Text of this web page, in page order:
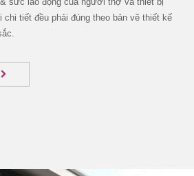
chi tiết đều phải đúng theo bản vẽ thiết kế